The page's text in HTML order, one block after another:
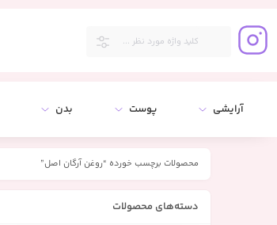
آرایشی پوست بدن
محصولات برچسب خورده “روغن آرگان اصل”
دسته‌های محصولات